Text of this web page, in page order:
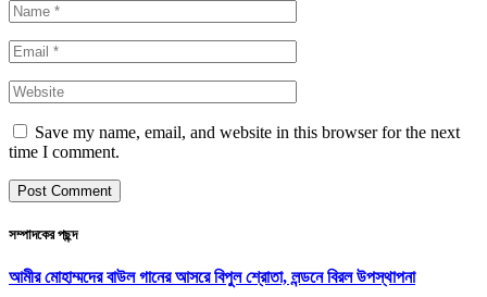
Save my name, email, and website in this browser for the next
time I comment.
সম্পাদকের পছন্দ
আমীর মোহাম্মদের বাউল গানের আসরে বিপুল শ্রোতা, লন্ডনে বিরল উপস্থাপনা